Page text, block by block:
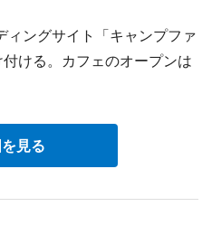
ングサイト「キャンプファ
ける。カフェのオープンは
見る